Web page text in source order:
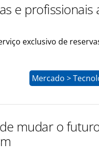
e profissionais
exclusivo de
Mercado >
mudar o